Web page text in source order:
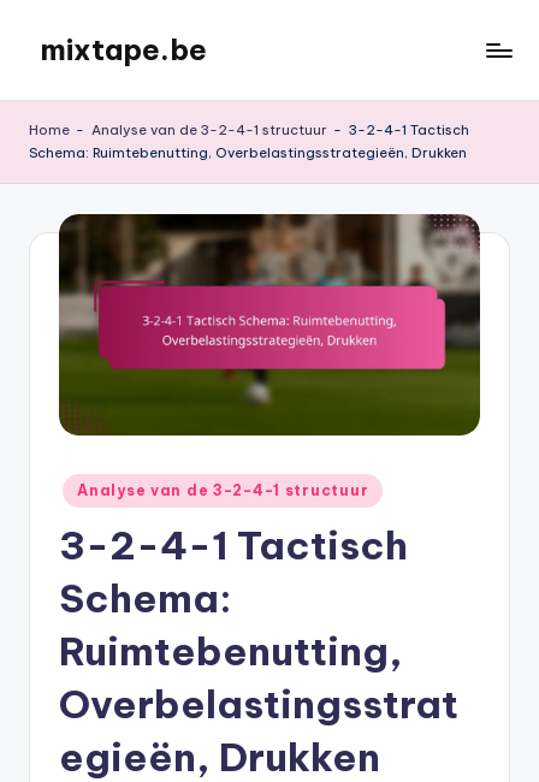
content
mixtape.be
Home - Analyse van de 3-2-4-1 structuur - 3-2-4-1 Tactisch
Schema: Ruimtebenutting, Overbelastingsstrategieën, Drukken
Posted
in
Analyse van de 3-2-4-1 structuur
3-2-4-1 Tactisch
Schema:
Ruimtebenutting,
Overbelastingsstrat
egieën, Drukken